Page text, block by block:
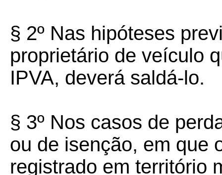
§ 2º Nas hipóteses
proprietário de veículo
IPVA, deverá saldá-lo.
§ 3º Nos casos de
ou de isenção, em que
registrado em território